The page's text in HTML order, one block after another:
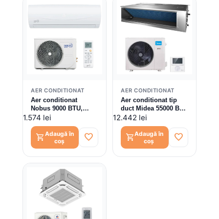
AER CONDITIONAT
Aer conditionat
Nobus 9000 BTU,
CS25-V3G, clasa
A++/A+, Wi-Fi inclus,
kit instalare inclus
1.574 lei
shopping_cart Adaugă în
coș
favorite
AER CONDITIONAT
Aer conditionat tip
duct Midea 55000 BTU
MTJ-
55HWFNX(GA)/MOX630U-
55HFN8-R V1, Inverter
12.442 lei
shopping_cartAdaugă în
coș
favorite